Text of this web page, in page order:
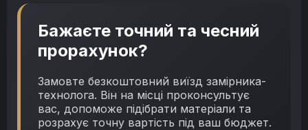
Бажаєте точний та чесний
прорахунок?
Замовте безкоштовний виїзд замірника-
технолога. Він на місці проконсультує
вас, допоможе підібрати матеріали та
розрахує точну вартість під ваш бюджет.